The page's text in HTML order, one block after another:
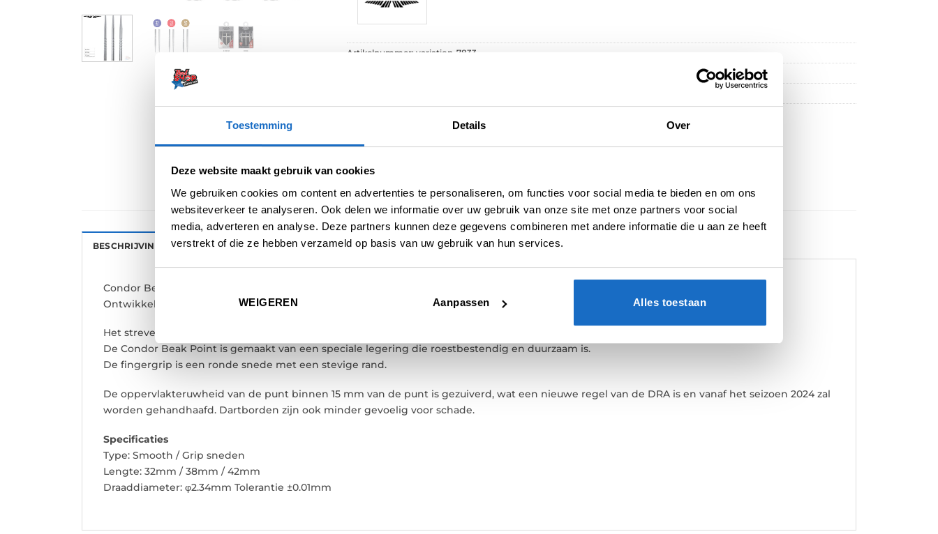
Toestemming Details Over
Deze website maakt gebruik van cookies
We gebruiken cookies om content en advertenties te personaliseren, om functies voor social media te bieden en om ons
websiteverkeer te analyseren. Ook delen we informatie over uw gebruik van onze site met onze partners voor social
media, adverteren en analyse. Deze partners kunnen deze gegevens combineren met andere informatie die u aan ze heeft
verstrekt of die ze hebben verzameld op basis van uw gebruik van hun services.
WEIGEREN Aanpassen Alles toestaan
Artikelnummer: variation-7833
BESCHRIJVING AANVULLENDE INFORMATIE BEOORDELINGEN (0)
Condor Beak Point With Cut Silver.
Ontwikkeld in samenwerking met een Japanse topfabrikant, een van ‘s werelds top drie steelpoint merken.
Het streven naar de vorm van goede hechting en niet gemakkelijk uitvallen.
De Condor Beak Point is gemaakt van een speciale legering die roestbestendig en duurzaam is.
De fingergrip is een ronde snede met een stevige rand.
De oppervlakteruwheid van de punt binnen 15 mm van de punt is gezuiverd, wat een nieuwe regel van de DRA is en vanaf het seizoen 2024 zal
worden gehandhaafd. Dartborden zijn ook minder gevoelig voor schade.
Specificaties
Type: Smooth / Grip sneden
Lengte: 32mm / 38mm / 42mm
Draaddiameter: φ2.34mm Tolerantie ±0.01mm